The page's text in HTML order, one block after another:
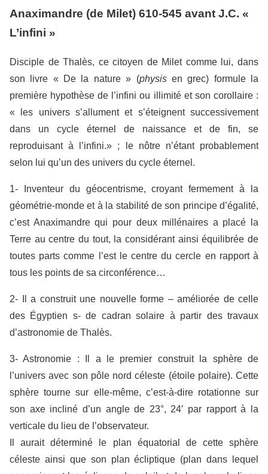
Anaximandre (de Milet) 610-545 avant J.C. «
L’infini »
Disciple de Thalès, ce citoyen de Milet comme lui, dans
son livre « De la nature » (physisen grec) formule la
première hypothèse de l’infini ou illimité et son corollaire :
« les univers s’allument et s’éteignent successivement
dans un cycle éternel de naissance et de fin, se
reproduisant à l’infini.» ; le nôtre n’étant probablement
selon lui qu’un des univers du cycle éternel.
1- Inventeur du géocentrisme, croyant fermement à la
géométrie-monde et à la stabilité de son principe d’égalité,
c’est Anaximandre qui pour deux millénaires a placé la
Terre au centre du tout, la considérant ainsi équilibrée de
toutes parts comme l’est le centre du cercle en rapport à
tous les points de sa circonférence…
2- Il a construit une nouvelle forme – améliorée de celle
des Égyptien s- de cadran solaire à partir des travaux
d’astronomie de Thalès.
3- Astronomie : Il a le premier construit la sphère de
l’univers avec son pôle nord céleste (étoile polaire). Cette
sphère tourne sur elle-même, c’est-à-dire rotationne sur
son axe incliné d’un angle de 23°, 24′ par rapport à la
verticale du lieu de l’observateur.
Il aurait déterminé le plan équatorial de cette sphère
céleste ainsi que son plan écliptique (plan dans lequel